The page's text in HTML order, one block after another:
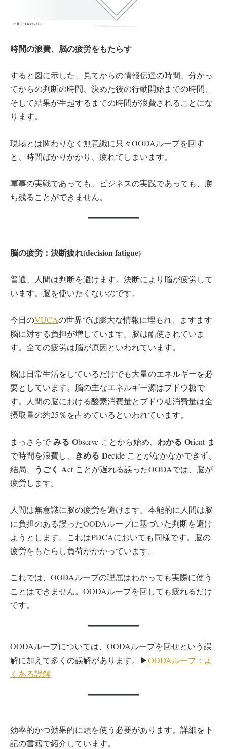
時間の浪費、脳の疲労をもたらす
すると図に示した、見てからの情報伝達の時間、分かっ
てからの判断の時間、決めた後の行動開始までの時間、
そして結果が生起するまでの時間が浪費されることにな
ります。
現場とは関わりなく無意識に只々OODAループを回す
と、時間ばかりかかり、疲れてしまいます。
軍事の実戦であっても、ビジネスの実践であっても、勝
ち残ることができません。
脳の疲労：決断疲れ(decision fatigue)
普通、人間は判断を避けます。決断により脳が疲労して
います。脳を使いたくないのです。
今日のVUCAの世界では膨大な情報に埋もれ、ますます
脳に対する負担が増しています。脳は酷使されていま
す。全ての疲労は脳が原因といわれています。
脳は日常生活をしているだけでも大量のエネルギーを必
要としています。脳の主なエネルギー源はブドウ糖で
す。人間の脳における酸素消費量とブドウ糖消費量は全
摂取量の約25％を占めているといわれています。
まっさらで みる Observe ことから始め、 わかる Orient ま
で時間を浪費し、 きめる Decide ことがなかなかできず、
結局、 うごく Act ことが遅れる誤ったOODAでは、脳が
疲労します。
人間は無意識に脳の疲労を避けます。本能的に人間は脳
に負担のある誤ったOODAループに基づいた判断を避け
ようとします。これはPDCAにおいても同様です。脳の
疲労をもたらし負荷がかかっています。
これでは、OODAループの理屈はわかっても実際に使う
ことはできません。OODAループを回しても疲れるだけ
です。
OODAループについては、OODAループを回せという誤
解に加えて多くの誤解があります。▶︎OODAループ：よ
くある誤解
効率的かつ効果的に頭を使う必要があります。詳細を下
記の書籍で紹介しています。